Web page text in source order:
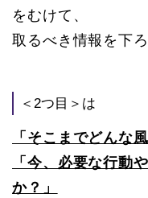
をむけて、
取るべき情報を下
＜2つ目＞は
「そこまでどんな
「今、必要な行動
か？」